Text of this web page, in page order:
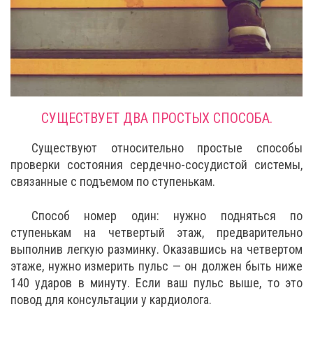
СУЩЕСТВУЕТ ДВА ПРОСТЫХ СПОСОБА.
Существуют относительно простые способы
проверки состояния сердечно-сосудистой системы,
связанные с подъемом по ступенькам.
Способ номер один: нужно подняться по
ступенькам на четвертый этаж, предварительно
выполнив легкую разминку. Оказавшись на четвертом
этаже, нужно измерить пульс — он должен быть ниже
140 ударов в минуту. Если ваш пульс выше, то это
повод для консультации у кардиолога.